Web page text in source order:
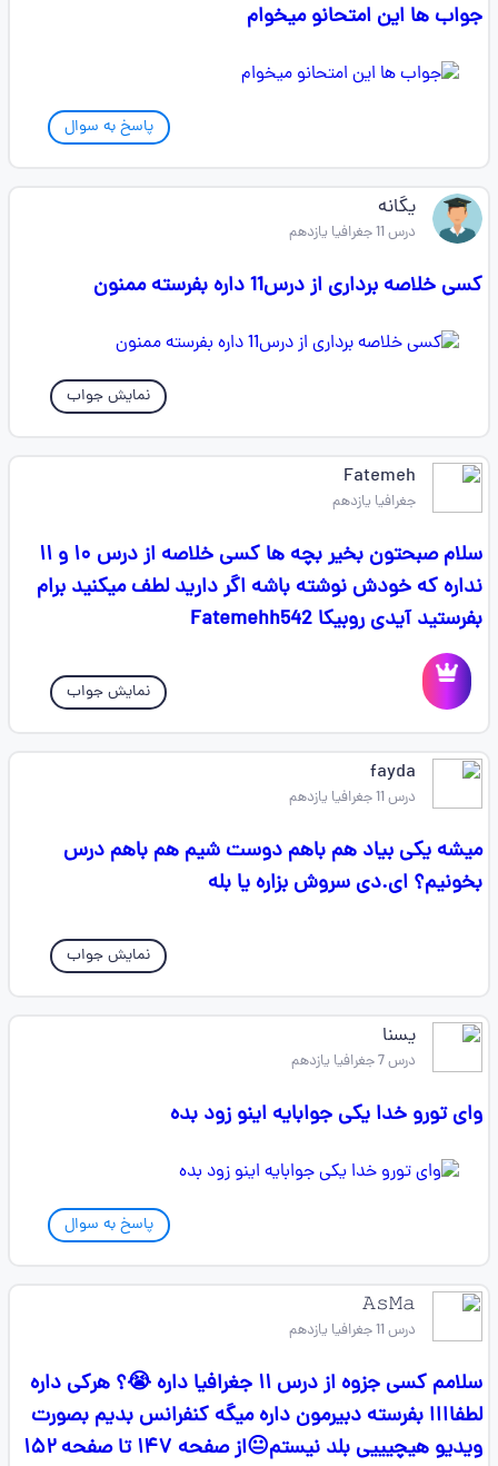
جواب ها این امتحانو میخوام
پاسخ به سوال
یگانه
درس 11 جغرافیا یازدهم
کسی خلاصه برداری از درس11 داره بفرسته ممنون
نمایش جواب
Fatemeh
جغرافیا یازدهم
سلام صبحتون بخیر بچه ها کسی خلاصه از درس ۱۰ و ۱۱
نداره که خودش نوشته باشه اگر دارید لطف میکنید برام
بفرستید آیدی روبیکا Fatemehh542
نمایش جواب
fayda
درس 11 جغرافیا یازدهم
میشه یکی بیاد هم باهم دوست شیم هم باهم درس
بخونیم؟ ای.دی سروش بزاره یا بله
نمایش جواب
یسنا
درس 7 جغرافیا یازدهم
وای تورو خدا یکی جوابایه اینو زود بده
پاسخ به سوال
𝙰𝚜𝙼𝚊
درس 11 جغرافیا یازدهم
سلامم کسی جزوه از درس ۱۱ جغرافیا داره 😭؟ هرکی داره
لطفاااا بفرسته دبیرمون داره میگه کنفرانس بدیم بصورت
ویدیو هیچیییی بلد نیستم😐از صفحه ۱۴۷ تا صفحه ۱۵۲